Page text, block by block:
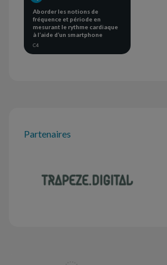
Aborder les notions de
fréquence et période en
mesurant le rythme cardiaque
à l’aide d’un smartphone
C4
Partenaires